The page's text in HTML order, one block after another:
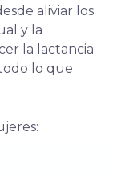
aliviar los
y la
la lactancia
lo que